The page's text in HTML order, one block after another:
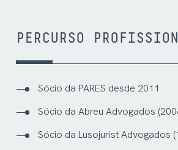
PERCURSO
Sócio da PARES desde 2011
Sócio da Abreu Advogados
Sócio da Lusojurist Advogados